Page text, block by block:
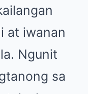
at iwanan
Ngunit
sa